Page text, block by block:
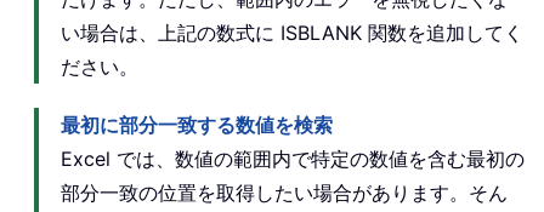
い場合は、上記の数式に ISBLANK 関数を追加してく
ださい。
最初に部分一致する数値を検索
Excel では、数値の範囲内で特定の数値を含む最初の
部分一致の位置を取得したい場合があります。そん